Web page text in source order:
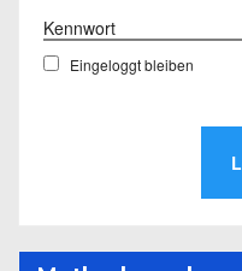
Kennwort
Eingeloggt bleiben